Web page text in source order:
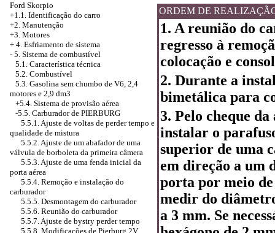
Ford Skorpio
+1.1. Identificação do carro
+2. Manutenção
+3. Motores
+ 4. Esfriamento de sistema
- 5. Sistema de combustível
5.1. Característica técnica
5.2. Combustível
5.3. Gasolina sem chumbo de V6, 2,4
motores e 2,9 dm3
+5.4. Sistema de provisão aérea
-5.5. Carburador de PIERBURG
5.5.1. Ajuste de voltas de perder tempo e
qualidade de mistura
5.5.2. Ajuste de um abafador de uma
válvula de borboleta da primeira câmera
5.5.3. Ajuste de uma fenda inicial da
porta aérea
5.5.4. Remoção e instalação do
carburador
5.5.5. Desmontagem do carburador
5.5.6. Reunião do carburador
5.5.7. Ajuste de bystry perder tempo
5.5.8. Modificações de Pierburg 2V
ORDEM DE
1. A reunião do
regresso à
colocação e
2. Durante a
bimetálica para
3. Pelo cheque
instalar o
superior de uma
em direção a um
porta por meio
medir do
a 3 mm. Se